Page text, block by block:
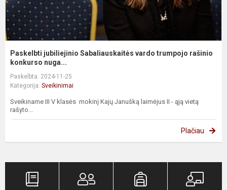
Paskelbti jubiliejinio Sabaliauskaitės vardo trumpojo rašinio
konkurso nuga...
Paskelbta: 2024-11-25
Kategorija: Sveikinimai
Sveikiname III V klasės mokinį Kajų Janušką laimėjus II - ąją vietą
rašyto...
Plačiau